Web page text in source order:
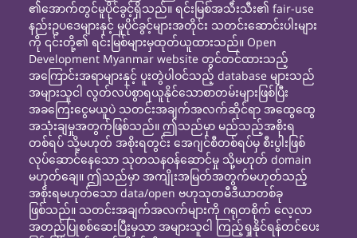
၏အောက်တွင်မူပိုင်ခွင့်ရှိသည်။ ရင်းမြစ်အသီးသီး၏ fair-use
နည်းဥပဒေများနှင့် မူပိုင်ခွင့်များအတိုင်း သတင်းဆောင်းပါးများ
ကို ၎င်းတို့၏ ရင်းမြစ်များမှထုတ်ယူထားသည်။ Open
Development Myanmar website တွင်တင်ထားသည့်
အကြောင်းအရာများနှင့် ပူးတွဲပါဝင်သည့် database များသည်
အများသူငါ လွတ်လပ်စွာရယူနိုင်သောစာတမ်းများဖြစ်ပြီး
အခကြေးငွေမယူပဲ သတင်းအချက်အလက်ဆိုင်ရာ အထွေထွေ
အသုံးချမှုအတွက်ဖြစ်သည်။ ဤသည်မှာ မည်သည့်အစိုးရ
တစ်ရပ် သို့မဟုတ် အစိုးရတွင်း အေဂျင်စီတစ်ရပ်မှ စီးပွါးဖြစ်
လုပ်ဆောင်နေသော သုတသနဝန်ဆောင်မှု သို့မဟုတ် domain
မဟုတ်ချေ။ ဤသည်မှာ အကျိုးအမြတ်အတွက်မဟုတ်သည့်
အစိုးရမဟုတ်သော data/open ဗဟုသုတမီဒီယာတစ်ခု
ဖြစ်သည်။ သတင်းအချက်အလက်များကို ဂရုတစိုက် လေ့လာ
အတည်ပြုစစ်ဆေးပြီးမှသာ အများသူငါ ကြည့်ရှုနိုင်ရန်တင်ပေး